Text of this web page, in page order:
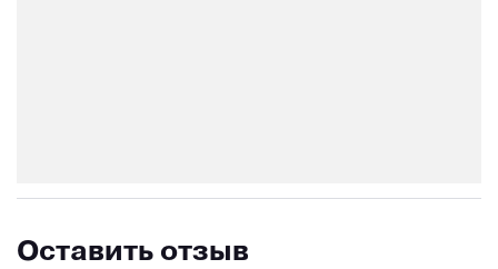
Оставить отзыв